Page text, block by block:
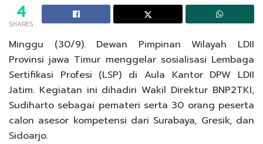
4
SHARES
Minggu (30/9). Dewan Pimpinan Wilayah LDII
Provinsi jawa Timur menggelar sosialisasi Lembaga
Sertifikasi Profesi (LSP) di Aula Kantor DPW LDII
Jatim. Kegiatan ini dihadiri Wakil Direktur BNP2TKI,
Sudiharto sebagai pemateri serta 30 orang peserta
calon asesor kompetensi dari Surabaya, Gresik, dan
Sidoarjo.